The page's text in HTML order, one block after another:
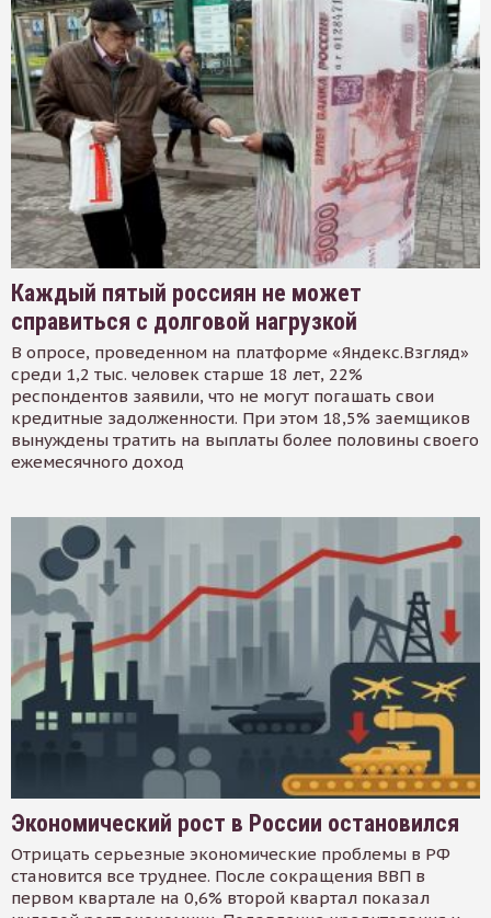
Каждый пятый россиян не может
справиться с долговой нагрузкой
В опросе, проведенном на платформе «Яндекс.Взгляд»
среди 1,2 тыс. человек старше 18 лет, 22%
респондентов заявили, что не могут погашать свои
кредитные задолженности. При этом 18,5% заемщиков
вынуждены тратить на выплаты более половины своего
ежемесячного доход
Экономический рост в России остановился
Отрицать серьезные экономические проблемы в РФ
становится все труднее. После сокращения ВВП в
первом квартале на 0,6% второй квартал показал